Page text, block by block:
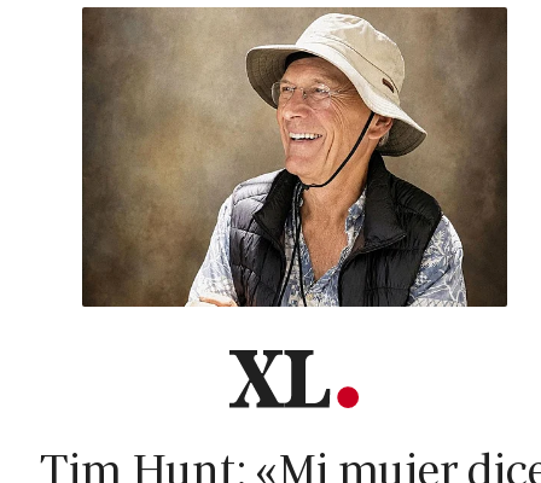
Tim Hunt: «Mi mujer